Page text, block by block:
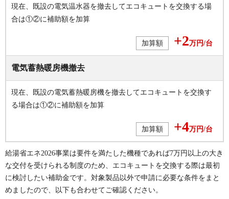
現在、既設の電気温水器を撤去してエコキュートを交換する場
合は①②に補助額を加算
加算額 +2万円/台
電気蓄熱暖房機撤去
現在、既設の電気蓄熱暖房機を撤去してエコキュートを交換す
る場合は①②に補助額を加算
加算額 +4万円/台
給湯省エネ2026事業は要件を満たした機種であれば7万円以上の大き
な交付を受けられる制度のため、エコキュートを交換する際は最初
に検討したい補助金です。対象製品以外で申請に必要な条件をまと
めましたので、以下も合わせてご確認ください。